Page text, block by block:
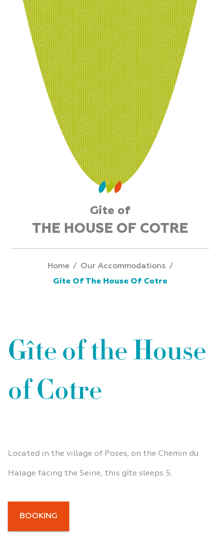
Gite of
THE HOUSE OF COTRE
Home / Our Accommodations /
Gite Of The House Of Cotre
Gîte of the House
of Cotre
Located in the village of Poses, on the Chemin du
Halage facing the Seine, this gîte sleeps 5.
BOOKING